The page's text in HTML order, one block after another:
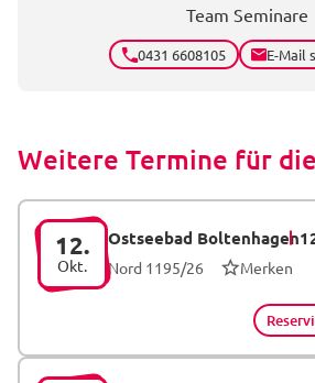
Team Seminare
0431 6608105 E-Mail
Weitere Termine für
12.
Okt.
Ostseebad Boltenhagen
Nord 1195/26 Merken